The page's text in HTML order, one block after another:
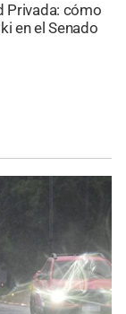
Privada: cómo
en el Senado